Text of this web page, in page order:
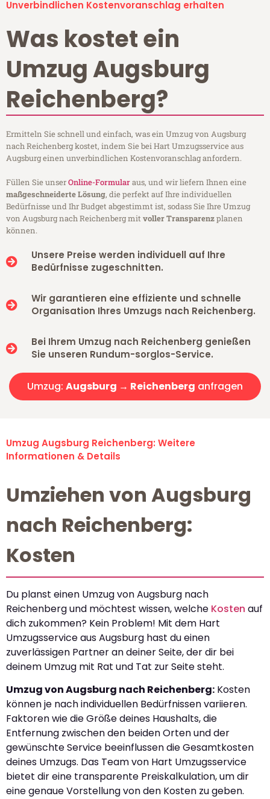
Unverbindlichen Kostenvoranschlag erhalten
Was kostet ein
Umzug Augsburg
Reichenberg?
Ermitteln Sie schnell und einfach, was ein Umzug von Augsburg
nach Reichenberg kostet, indem Sie bei Hart Umzugsservice aus
Augsburg einen unverbindlichen Kostenvoranschlag anfordern.
Füllen Sie unserOnline-Formularaus, und wir liefern Ihnen eine
maßgeschneiderte Lösung, die perfekt auf Ihre individuellen
Bedürfnisse und Ihr Budget abgestimmt ist, sodass Sie Ihre Umzug
von Augsburg nach Reichenberg mitvoller Transparenzplanen
können.
Unsere Preise werden individuell auf Ihre
Bedürfnisse zugeschnitten.
Wir garantieren eine effiziente und schnelle
Organisation Ihres Umzugs nach Reichenberg.
Bei Ihrem Umzug nach Reichenberg genießen
Sie unseren Rundum-sorglos-Service.
Umzug: Augsburg → Reichenberg anfragen
Umzug Augsburg Reichenberg: Weitere
Informationen & Details
Umziehen von Augsburg
nach Reichenberg:
Kosten
Du planst einen Umzug von Augsburg nach
Reichenberg und möchtest wissen, welche Kosten auf
dich zukommen? Kein Problem! Mit dem Hart
Umzugsservice aus Augsburg hast du einen
zuverlässigen Partner an deiner Seite, der dir bei
deinem Umzug mit Rat und Tat zur Seite steht.
Umzug von Augsburg nach Reichenberg: Kosten
können je nach individuellen Bedürfnissen variieren.
Faktoren wie die Größe deines Haushalts, die
Entfernung zwischen den beiden Orten und der
gewünschte Service beeinflussen die Gesamtkosten
deines Umzugs. Das Team von Hart Umzugsservice
bietet dir eine transparente Preiskalkulation, um dir
eine genaue Vorstellung von den Kosten zu geben.